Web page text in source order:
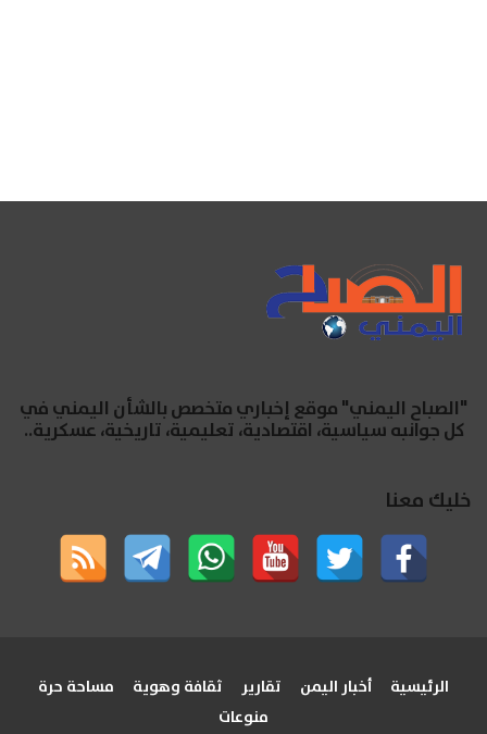
"الصباح اليمني" موقع إخباري متخصص بالشأن اليمني في
كل جوانبه سياسية، اقتصادية، تعليمية، تاريخية، عسكرية..
خليك معنا
الرئيسية أخبار اليمن تقارير ثقافة وهوية
مساحة حرة
منوعات